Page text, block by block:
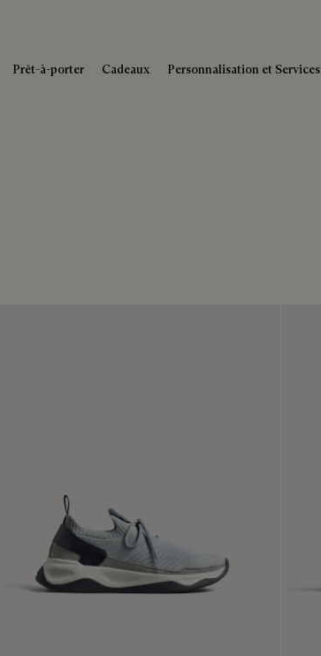
Prêt-à-porter Cadeaux Personnalisation et Services